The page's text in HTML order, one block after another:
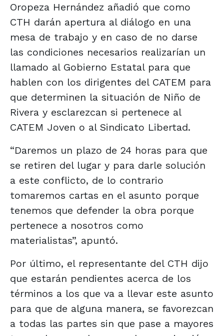
Oropeza Hernández añadió que como
CTH darán apertura al diálogo en una
mesa de trabajo y en caso de no darse
las condiciones necesarios realizarían un
llamado al Gobierno Estatal para que
hablen con los dirigentes del CATEM para
que determinen la situación de Niño de
Rivera y esclarezcan si pertenece al
CATEM Joven o al Sindicato Libertad.
“Daremos un plazo de 24 horas para que
se retiren del lugar y para darle solución
a este conflicto, de lo contrario
tomaremos cartas en el asunto porque
tenemos que defender la obra porque
pertenece a nosotros como
materialistas”, apuntó.
Por último, el representante del CTH dijo
que estarán pendientes acerca de los
términos a los que va a llevar este asunto
para que de alguna manera, se favorezcan
a todas las partes sin que pase a mayores